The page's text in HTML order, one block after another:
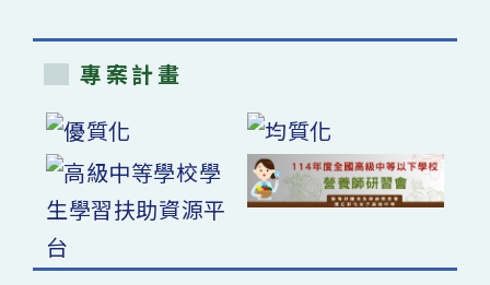
專案計畫